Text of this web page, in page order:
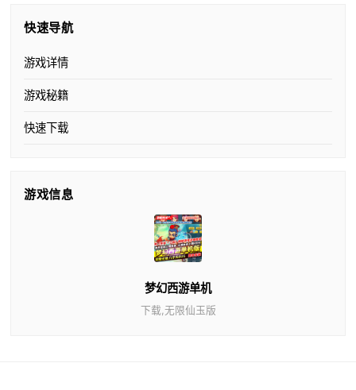
快速导航
游戏详情
游戏秘籍
快速下载
游戏信息
梦幻西游单机
下载,无限仙玉版